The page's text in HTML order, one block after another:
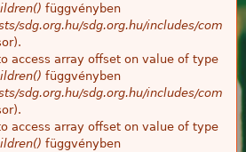
függvényben
sdg.org.hu/sdg.org.hu/includes/com
access array offset on value of type
függvényben
sdg.org.hu/sdg.org.hu/includes/com
access array offset on value of type
függvényben